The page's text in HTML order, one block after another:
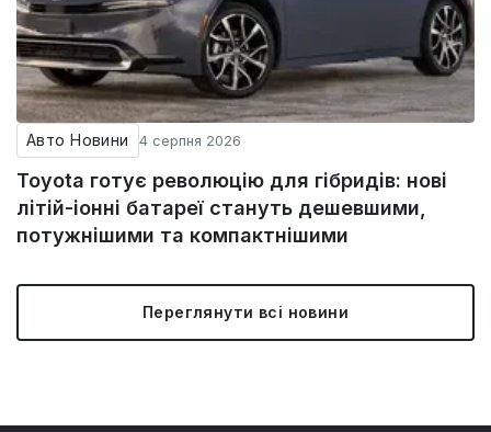
Авто Новини 4 серпня 2026
Toyota готує революцію для гібридів: нові
літій-іонні батареї стануть дешевшими,
потужнішими та компактнішими
Переглянути всі новини